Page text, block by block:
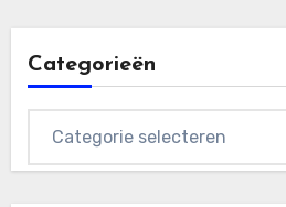
Categorieën